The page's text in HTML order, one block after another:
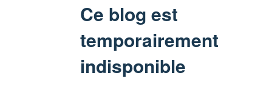
Ce blog est
temporairement
indisponible